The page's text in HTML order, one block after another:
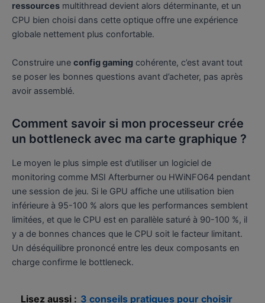
ressources multithread devient alors déterminante, et un
CPU bien choisi dans cette optique offre une expérience
globale nettement plus confortable.
Construire une config gaming cohérente, c’est avant tout
se poser les bonnes questions avant d’acheter, pas après
avoir assemblé.
Comment savoir si mon processeur crée
un bottleneck avec ma carte graphique ?
Le moyen le plus simple est d’utiliser un logiciel de
monitoring comme MSI Afterburner ou HWiNFO64 pendant
une session de jeu. Si le GPU affiche une utilisation bien
inférieure à 95-100 % alors que les performances semblent
limitées, et que le CPU est en parallèle saturé à 90-100 %, il
y a de bonnes chances que le CPU soit le facteur limitant.
Un déséquilibre prononcé entre les deux composants en
charge confirme le bottleneck.
Lisez aussi : 3 conseils pratiques pour choisir